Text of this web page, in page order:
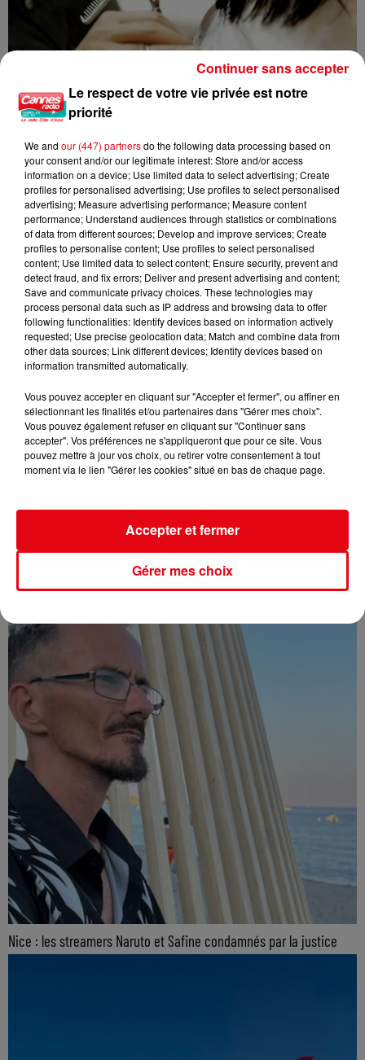
Nice : un salon de coiffure fermé après un contrôle
Affaire Jean Imbert : placé sous le statut de témoin assisté
Nice : les streamers Naruto et Safine condamnés par la justice
Le respect de votre vie privée est notre
priorité
We and our (447) partnersdo the following data processing based on
your consent and/or our legitimate interest: Store and/or access
information on a device; Use limited data to select advertising; Create
profiles for personalised advertising; Use profiles to select personalised
advertising; Measure advertising performance; Measure content
performance; Understand audiences through statistics or combinations
of data from different sources; Develop and improve services; Create
profiles to personalise content; Use profiles to select personalised
content; Use limited data to select content; Ensure security, prevent and
detect fraud, and fix errors; Deliver and present advertising and content;
Save and communicate privacy choices. These technologies may
process personal data such as IP address and browsing data to offer
following functionalities: Identify devices based on information actively
requested; Use precise geolocation data; Match and combine data from
other data sources; Link different devices; Identify devices based on
information transmitted automatically.
Vous pouvez accepter en cliquant sur "Accepter et fermer", ou affiner en
sélectionnant les finalités et/ou partenaires dans "Gérer mes choix".
Vous pouvez également refuser en cliquant sur "Continuer sans
accepter". Vos préférences ne s'appliqueront que pour ce site. Vous
pouvez mettre à jour vos choix, ou retirer votre consentement à tout
moment via le lien "Gérer les cookies" situé en bas de chaque page.
Gérer mes choix
Accepter et fermer
Continuer sans accepter